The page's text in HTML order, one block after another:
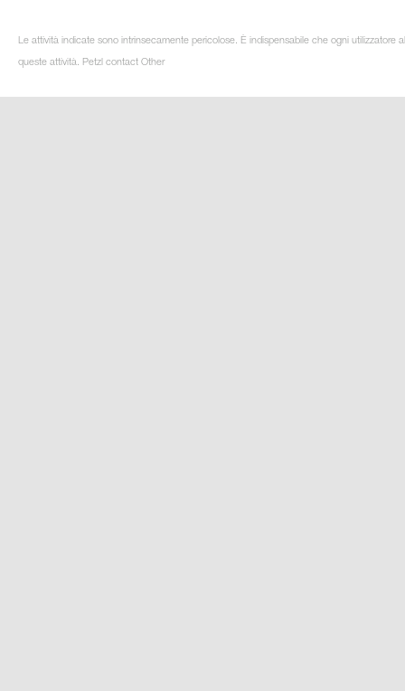
Le attività indicate sono intrinsecamente pericolose. È indispensabile che ogni utilizzatore
queste attività. Petzl contact Other